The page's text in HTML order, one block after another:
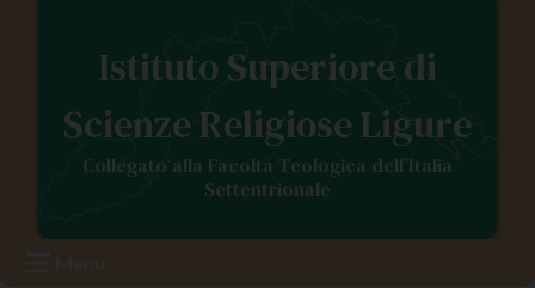
Istituto Superiore di
Scienze Religiose Ligure
Collegato alla Facoltà Teologica dell’Italia
Settentrionale